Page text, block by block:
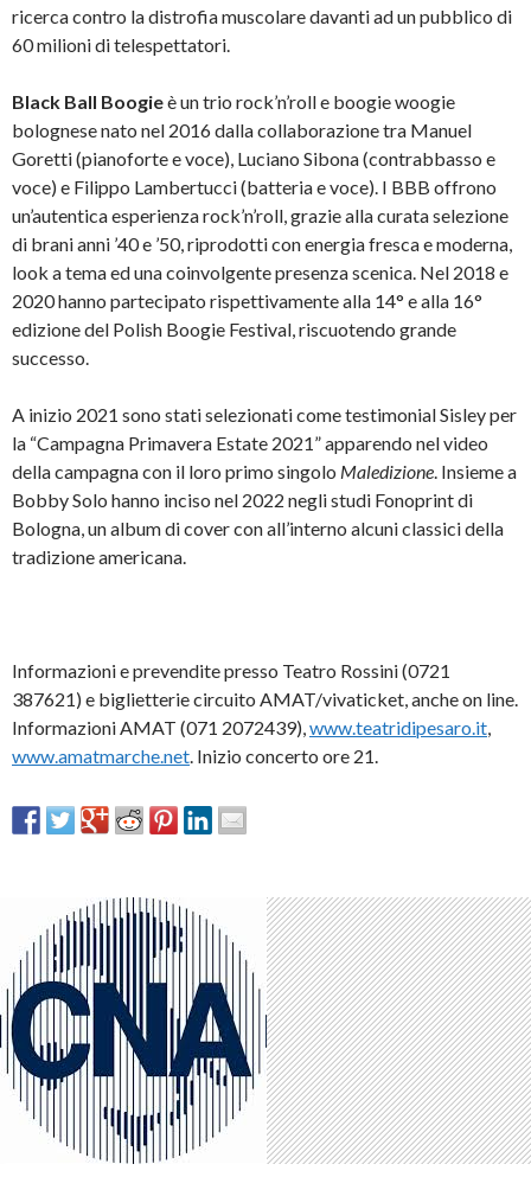
ricerca contro la distrofia muscolare davanti ad un pubblico di
60 milioni di telespettatori.
Black Ball Boogieè un trio rock’n’roll e boogie woogie
bolognese nato nel 2016 dalla collaborazione tra Manuel
Goretti (pianoforte e voce), Luciano Sibona (contrabbasso e
voce) e Filippo Lambertucci (batteria e voce). I BBB offrono
un’autentica esperienza rock’n’roll, grazie alla curata selezione
di brani anni ’40 e ’50, riprodotti con energia fresca e moderna,
look a tema ed una coinvolgente presenza scenica. Nel 2018 e
2020 hanno partecipato rispettivamente alla 14° e alla 16°
edizione del Polish Boogie Festival, riscuotendo grande
successo.
A inizio 2021 sono stati selezionati come testimonial Sisley per
la “Campagna Primavera Estate 2021” apparendo nel video
della campagna con il loro primo singolo Maledizione . Insieme a
Bobby Solo hanno inciso nel 2022 negli studi Fonoprint di
Bologna, un album di cover con all’interno alcuni classici della
tradizione americana.
Informazioni e prevendite presso Teatro Rossini (0721
387621) e biglietterie circuito AMAT/vivaticket, anche on line.
Informazioni AMAT (071 2072439), www.teatridipesaro.it
www.amatmarche.net . Inizio concerto ore 21.